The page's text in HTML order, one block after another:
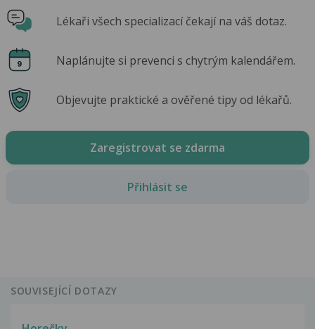
Lékaři všech specializací čekají na váš dotaz.
Naplánujte si prevenci s chytrým kalendářem.
Objevujte praktické a ověřené tipy od lékařů.
Zaregistrovat se zdarma
Přihlásit se
SOUVISEJÍCÍ DOTAZY